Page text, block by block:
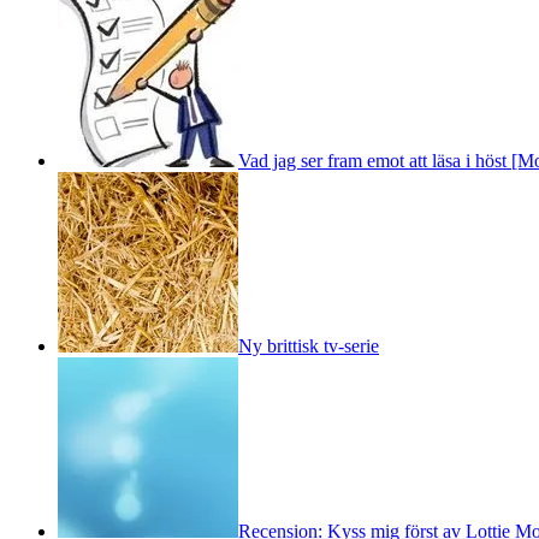
Vad jag ser fram emot att läsa i höst
Ny brittisk tv-serie
Recension: Kyss mig först av Lottie